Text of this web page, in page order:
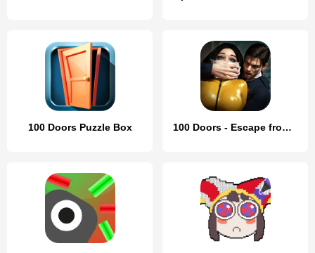
100 Doors Puzzle Box 100 Doors - Escape from Prison